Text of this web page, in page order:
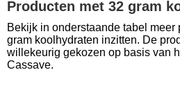
Producten met 32 gram
Bekijk in onderstaande tabel meer
gram koolhydraten inzitten. De
willekeurig gekozen op basis van
Cassave.